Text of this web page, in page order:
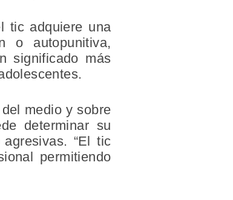
tic adquiere una
o autopunitiva,
significado más
medio y sobre
determinar su
“El tic
permitiendo